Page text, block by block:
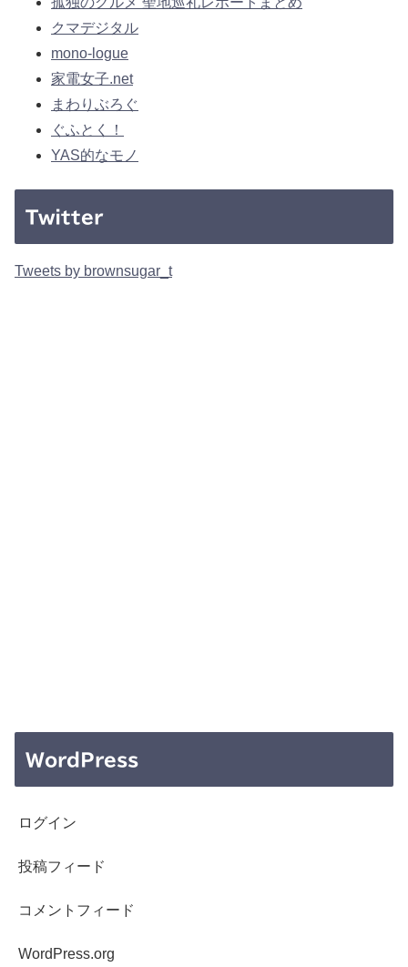
クマデジタル
mono-logue
家電女子.net
まわりぶろぐ
ぐふとく！
YAS的なモノ
Twitter
Tweets by brownsugar_t
WordPress
ログイン
投稿フィード
コメントフィード
WordPress.org